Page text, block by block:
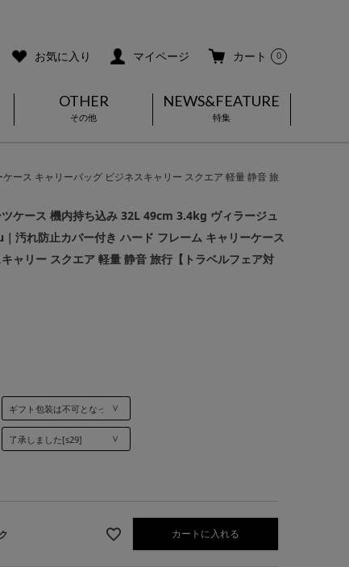
お気に入り マイページ カート 0
OTHER
その他
NEWS&FEATURE
特集
ース キャリーバッグ ビジネスキャリー スクエア 軽量 静音 旅
ケース 機内持ち込み 32L 49cm 3.4kg ヴィラージュ
汚れ防止カバー付き ハード フレーム キャリーケース
ャリー スクエア 軽量 静音 旅行【トラベルフェア対
カートに入れる